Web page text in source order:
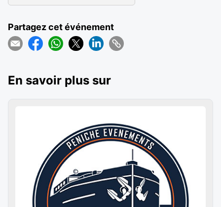
Partagez cet événement
En savoir plus sur